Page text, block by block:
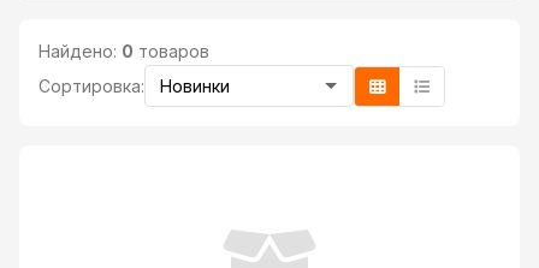
Найдено: 0 товаров
Сортировка: